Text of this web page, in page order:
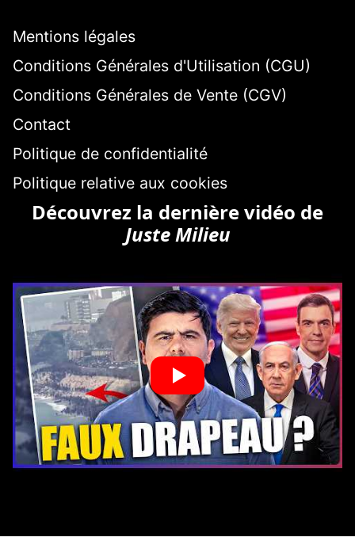
Mentions légales
Conditions Générales d'Utilisation (CGU)
Conditions Générales de Vente (CGV)
Contact
Politique de confidentialité
Politique relative aux cookies
Découvrez la dernière vidéo de
Juste Milieu
Copyright © Tous droits réservés.